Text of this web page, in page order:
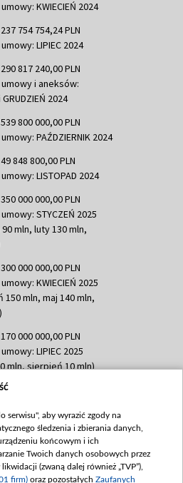
KWIECIEŃ 2024
754 754,24 PLN
LIPIEC 2024
817 240,00 PLN
i aneksów:
2024
800 000,00 PLN
PAŹDZIERNIK 2024
848 800,00 PLN
LISTOPAD 2024
000 000,00 PLN
STYCZEŃ 2025
mln, luty 130 mln,
000 000,00 PLN
KWIECIEŃ 2025
mln, maj 140 mln,
000 000,00 PLN
LIPIEC 2025
mln, sierpień 10 mln)
000 000,00 PLN
60 mln)
783 051,21 PLN
WRZESIEŃ 2025
100 mln, październik 350
serwisu", aby wyrazić zgody na
śledzenia i zbierania danych,
końcowym i ich
Twoich danych osobowych przez
(zwaną dalej również „TVP”),
firm) oraz pozostałych Zaufanych